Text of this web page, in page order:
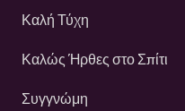
Καλή Τύχη
Καλώς Ήρθες στο Σπίτι
Συγγνώμη